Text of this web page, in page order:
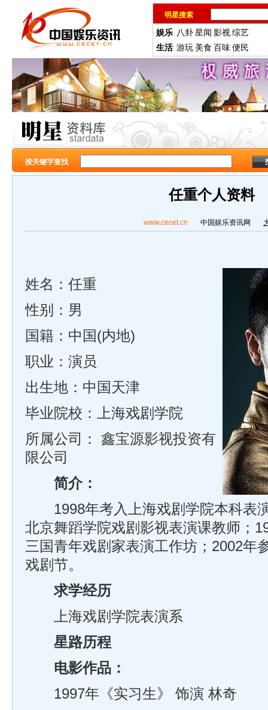
明星搜索
娱乐 八卦星闻 影视综艺
生活 游玩 美食 百味便民
按关键字查找
任重个人资料
www.cecet.cn 中国娱乐资讯网
姓名：任重
性别：男
国籍：中国(内地)
职业：演员
出生地：中国天津
毕业院校：上海戏剧学院
所属公司： 鑫宝源影视投资有
限公司
简介：
1998年考入上海戏剧学院本科表
北京舞蹈学院戏剧影视表演课教师；
三国青年戏剧家表演工作坊；2002年
戏剧节。
求学经历
上海戏剧学院表演系
星路历程
电影作品：
1997年《实习生》 饰演 林奇